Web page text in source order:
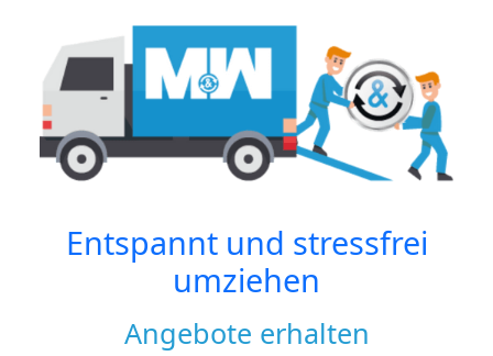
Entspannt und stressfrei
umziehen
Angebote erhalten